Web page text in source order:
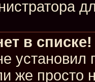
в списке!
же просто